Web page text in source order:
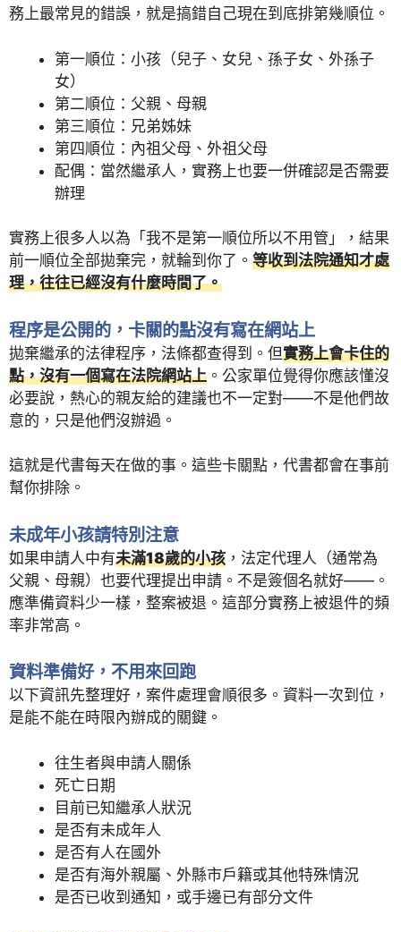
務上最常見的錯誤，就是搞錯自己現在到底排第幾順位。
第一順位：小孩（兒子、女兒、孫子女、外孫子
女）
第二順位：父親、母親
第三順位：兄弟姊妹
第四順位：內祖父母、外祖父母
配偶：當然繼承人，實務上也要一併確認是否需要
辦理
實務上很多人以為「我不是第一順位所以不用管」，結果
前一順位全部拋棄完，就輪到你了。 等收到法院通知才處
理，往往已經沒有什麼時間了。
程序是公開的，卡關的點沒有寫在網站上
拋棄繼承的法律程序，法條都查得到。但實務上會卡住的
點，沒有一個寫在法院網站上 。公家單位覺得你應該懂沒
必要說，熱心的親友給的建議也不一定對——不是他們故
意的，只是他們沒辦過。
這就是代書每天在做的事。這些卡關點，代書都會在事前
幫你排除。
未成年小孩請特別注意
如果申請人中有未滿18歲的小孩 ，法定代理人（通常為
父親、母親）也要代理提出申請。不是簽個名就好——。
應準備資料少一樣，整案被退。這部分實務上被退件的頻
率非常高。
資料準備好，不用來回跑
以下資訊先整理好，案件處理會順很多。資料一次到位，
是能不能在時限內辦成的關鍵。
往生者與申請人關係
死亡日期
目前已知繼承人狀況
是否有未成年人
是否有人在國外
是否有海外親屬、外縣市戶籍或其他特殊情況
是否已收到通知，或手邊已有部分文件